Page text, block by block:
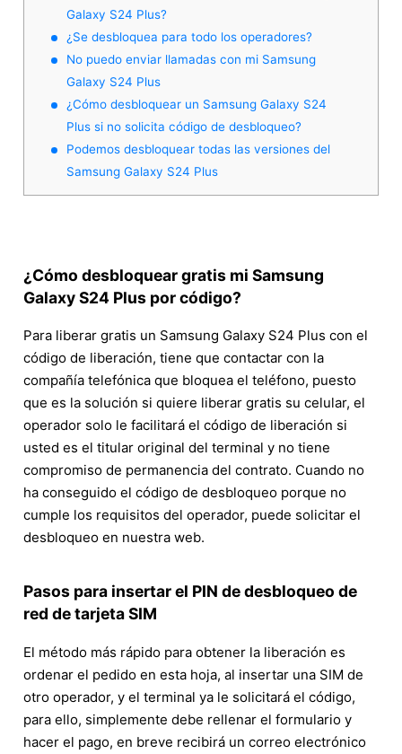
Galaxy S24 Plus?
¿Se desbloquea para todo los operadores?
No puedo enviar llamadas con mi Samsung
Galaxy S24 Plus
¿Cómo desbloquear un Samsung Galaxy S24
Plus si no solicita código de desbloqueo?
Podemos desbloquear todas las versiones del
Samsung Galaxy S24 Plus
¿Cómo desbloquear gratis mi Samsung
Galaxy S24 Plus por código?
Para liberar gratis un Samsung Galaxy S24 Plus con el
código de liberación, tiene que contactar con la
compañía telefónica que bloquea el teléfono, puesto
que es la solución si quiere liberar gratis su celular, el
operador solo le facilitará el código de liberación si
usted es el titular original del terminal y no tiene
compromiso de permanencia del contrato. Cuando no
ha conseguido el código de desbloqueo porque no
cumple los requisitos del operador, puede solicitar el
desbloqueo en nuestra web.
Pasos para insertar el PIN de desbloqueo de
red de tarjeta SIM
El método más rápido para obtener la liberación es
ordenar el pedido en esta hoja, al insertar una SIM de
otro operador, y el terminal ya le solicitará el código,
para ello, simplemente debe rellenar el formulario y
hacer el pago, en breve recibirá un correo electrónico